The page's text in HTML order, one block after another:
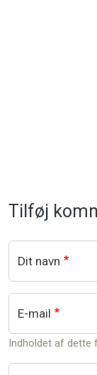
Tilføj
Dit navn
E-mail
Indholdet af dette